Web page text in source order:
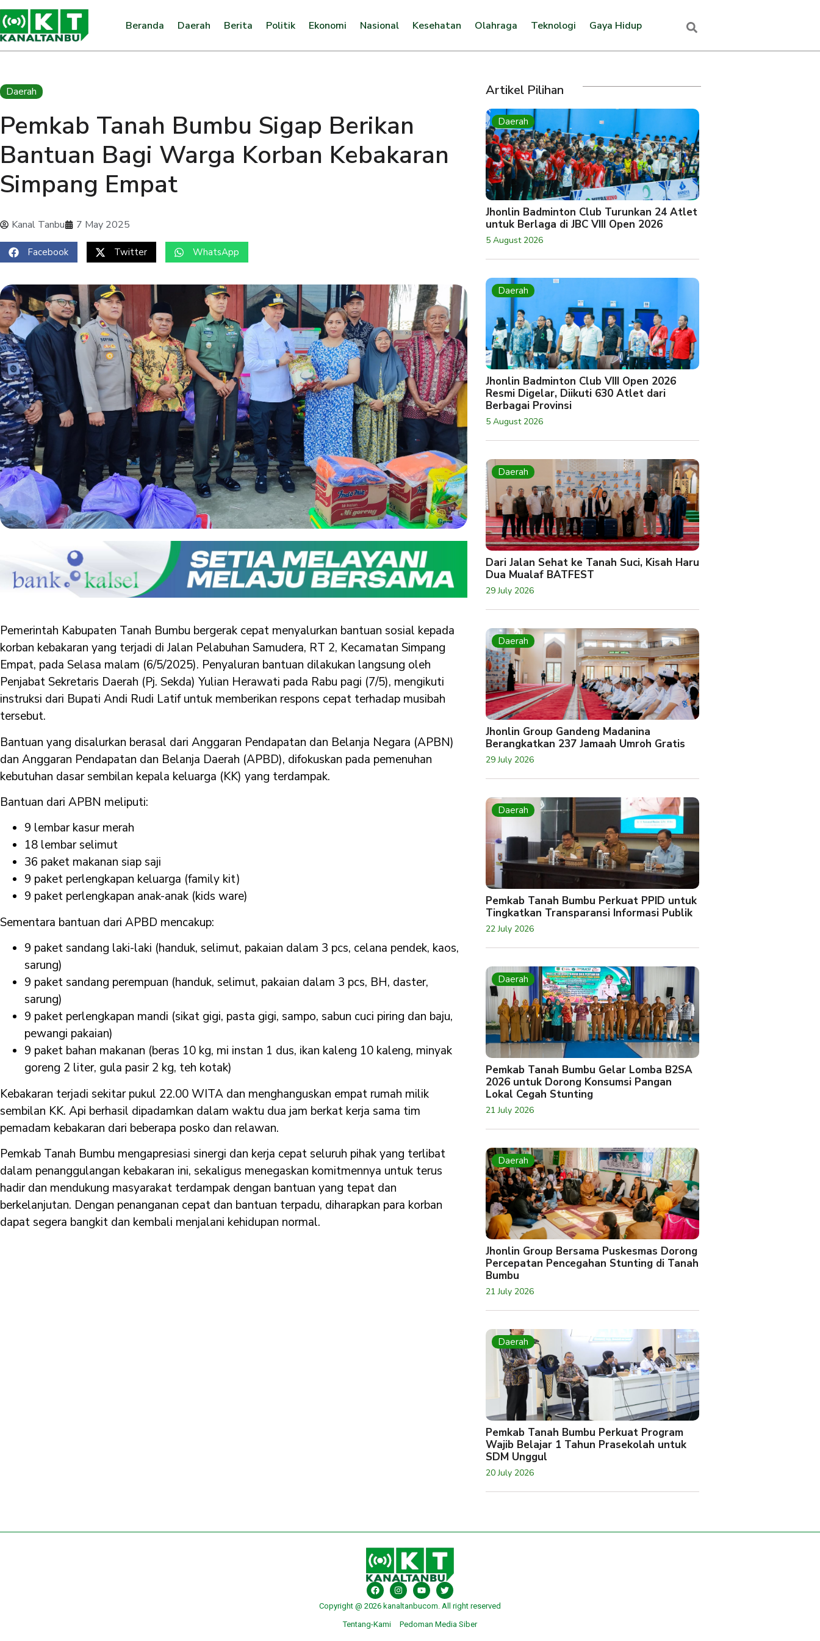
Beranda Daerah Berita Politik Ekonomi Nasional Kesehatan Olahraga Teknologi Gaya Hidup
Daerah
Pemkab Tanah Bumbu Sigap Berikan
Bantuan Bagi Warga Korban Kebakaran
Simpang Empat
Kanal Tanbu 7 May 2025
Facebook Twitter WhatsApp
Pemerintah Kabupaten Tanah Bumbu bergerak cepat menyalurkan bantuan sosial kepada
korban kebakaran yang terjadi di Jalan Pelabuhan Samudera, RT 2, Kecamatan Simpang
Empat, pada Selasa malam (6/5/2025). Penyaluran bantuan dilakukan langsung oleh
Penjabat Sekretaris Daerah (Pj. Sekda) Yulian Herawati pada Rabu pagi (7/5), mengikuti
instruksi dari Bupati Andi Rudi Latif untuk memberikan respons cepat terhadap musibah
tersebut.
Bantuan yang disalurkan berasal dari Anggaran Pendapatan dan Belanja Negara (APBN)
dan Anggaran Pendapatan dan Belanja Daerah (APBD), difokuskan pada pemenuhan
kebutuhan dasar sembilan kepala keluarga (KK) yang terdampak.
Bantuan dari APBN meliputi:
9 lembar kasur merah
18 lembar selimut
36 paket makanan siap saji
9 paket perlengkapan keluarga (family kit)
9 paket perlengkapan anak-anak (kids ware)
Sementara bantuan dari APBD mencakup:
9 paket sandang laki-laki (handuk, selimut, pakaian dalam 3 pcs, celana pendek, kaos,
sarung)
9 paket sandang perempuan (handuk, selimut, pakaian dalam 3 pcs, BH, daster,
sarung)
9 paket perlengkapan mandi (sikat gigi, pasta gigi, sampo, sabun cuci piring dan baju,
pewangi pakaian)
9 paket bahan makanan (beras 10 kg, mi instan 1 dus, ikan kaleng 10 kaleng, minyak
goreng 2 liter, gula pasir 2 kg, teh kotak)
Kebakaran terjadi sekitar pukul 22.00 WITA dan menghanguskan empat rumah milik
sembilan KK. Api berhasil dipadamkan dalam waktu dua jam berkat kerja sama tim
pemadam kebakaran dari beberapa posko dan relawan.
Pemkab Tanah Bumbu mengapresiasi sinergi dan kerja cepat seluruh pihak yang terlibat
dalam penanggulangan kebakaran ini, sekaligus menegaskan komitmennya untuk terus
hadir dan mendukung masyarakat terdampak dengan bantuan yang tepat dan
berkelanjutan. Dengan penanganan cepat dan bantuan terpadu, diharapkan para korban
dapat segera bangkit dan kembali menjalani kehidupan normal.
Artikel Pilihan
Daerah
Jhonlin Badminton Club Turunkan 24 Atlet
untuk Berlaga di JBC VIII Open 2026
5 August 2026
Daerah
Jhonlin Badminton Club VIII Open 2026
Resmi Digelar, Diikuti 630 Atlet dari
Berbagai Provinsi
5 August 2026
Daerah
Dari Jalan Sehat ke Tanah Suci, Kisah Haru
Dua Mualaf BATFEST
29 July 2026
Daerah
Jhonlin Group Gandeng Madanina
Berangkatkan 237 Jamaah Umroh Gratis
29 July 2026
Daerah
Pemkab Tanah Bumbu Perkuat PPID untuk
Tingkatkan Transparansi Informasi Publik
22 July 2026
Daerah
Pemkab Tanah Bumbu Gelar Lomba B2SA
2026 untuk Dorong Konsumsi Pangan
Lokal Cegah Stunting
21 July 2026
Daerah
Jhonlin Group Bersama Puskesmas Dorong
Percepatan Pencegahan Stunting di Tanah
Bumbu
21 July 2026
Daerah
Pemkab Tanah Bumbu Perkuat Program
Wajib Belajar 1 Tahun Prasekolah untuk
SDM Unggul
20 July 2026
Copyright @ 2026 kanaltanbucom. All right reserved
Tentang-Kami
Pedoman Media Siber